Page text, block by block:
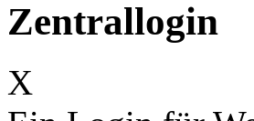
Zentrallogin
X